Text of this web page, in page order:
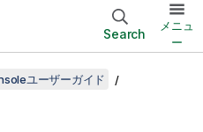
Search
メニュ
ー
ユーザーガイド